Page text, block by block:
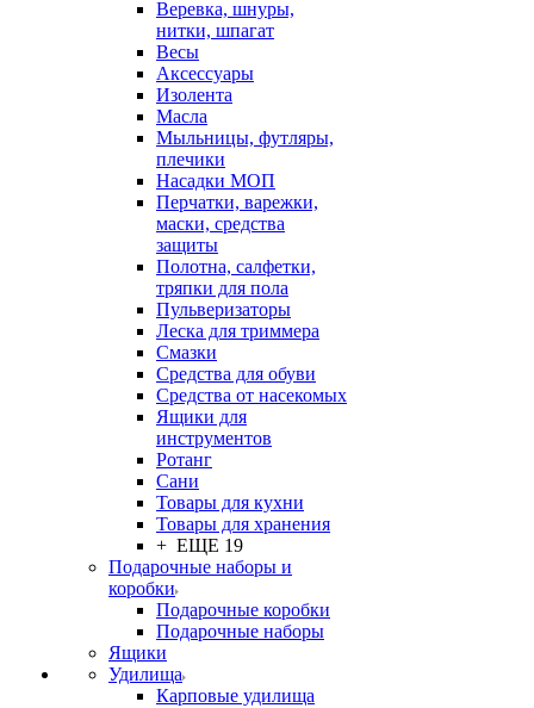
Веревка, шнуры,
нитки, шпагат
Весы
Аксессуары
Изолента
Масла
Мыльницы, футляры,
плечики
Насадки МОП
Перчатки, варежки,
маски, средства
защиты
Полотна, салфетки,
тряпки для пола
Пульверизаторы
Леска для триммера
Смазки
Средства для обуви
Средства от насекомых
Ящики для
инструментов
Ротанг
Сани
Товары для кухни
Товары для хранения
+ ЕЩЕ 19
Подарочные наборы и
коробки
Подарочные коробки
Подарочные наборы
Ящики
Удилища
Карповые удилища